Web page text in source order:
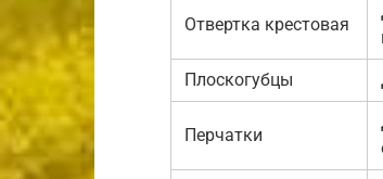
Отвертка крестовая
Плоскогубцы
Перчатки